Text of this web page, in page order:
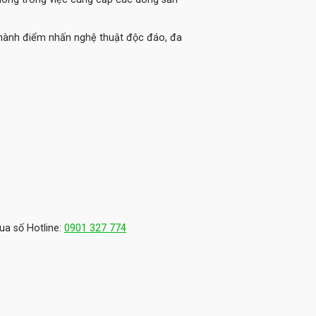
điểm nhấn nghệ thuật độc đáo, đa
số Hotline: 0901 327 774